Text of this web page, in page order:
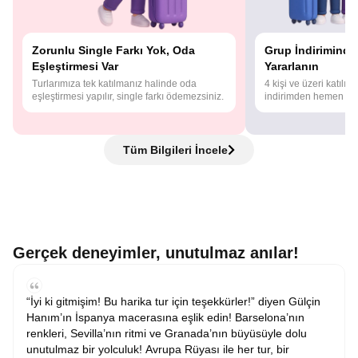
Zorunlu Single Farkı Yok, Oda
Eşleştirmesi Var
Turlarımıza tek katılmanız halinde oda
eşleştirmesi yapılır, single farkı ödemezsiniz.
Grup
Yararlanın
4 kişi ve üzeri
indirimden hemen
Tüm Bilgileri İncele
Gerçek deneyimler, unutulmaz anılar!
“İyi ki gitmişim! Bu harika tur için teşekkürler!” diyen Gülçin
Hanım’ın İspanya macerasına eşlik edin! Barselona’nın
renkleri, Sevilla’nın ritmi ve Granada’nın büyüsüyle dolu
unutulmaz bir yolculuk! Avrupa Rüyası ile her tur, bir